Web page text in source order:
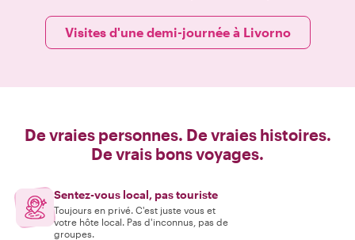
Visites d'une demi-journée à Livorno
De vraies personnes. De vraies histoires.
De vrais bons voyages.
Sentez-vous local, pas touriste
Toujours en privé. C'est juste vous et
votre hôte local. Pas d'inconnus, pas de
groupes.